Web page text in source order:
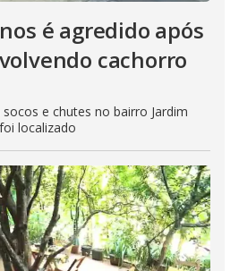
é agredido após
cachorro
e chutes no bairro Jardim
localizado